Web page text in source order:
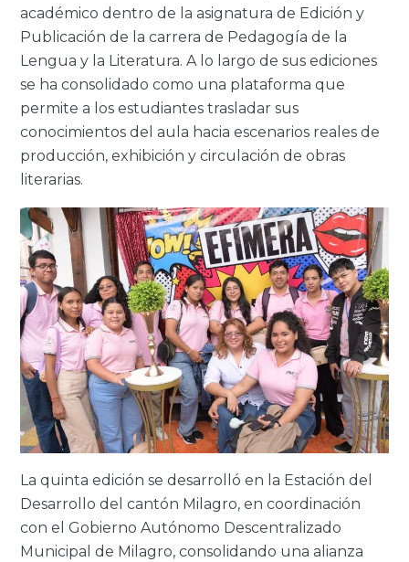
académico dentro de la asignatura de Edición y
Publicación de la carrera de Pedagogía de la
Lengua y la Literatura. A lo largo de sus ediciones
se ha consolidado como una plataforma que
permite a los estudiantes trasladar sus
conocimientos del aula hacia escenarios reales de
producción, exhibición y circulación de obras
literarias.
La quinta edición se desarrolló en la Estación del
Desarrollo del cantón Milagro, en coordinación
con el Gobierno Autónomo Descentralizado
Municipal de Milagro, consolidando una alianza